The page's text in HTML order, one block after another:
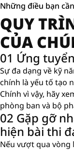
Những điều bạn
QUY
CỦA
01 Ứng tuyển
Sự đa dạng về kỹ
chính là yếu tố tạo
Chính vì vậy, hãy
phòng ban và bộ
02 Gặp gỡ
hiện bài thi
Nếu vượt qua vòng